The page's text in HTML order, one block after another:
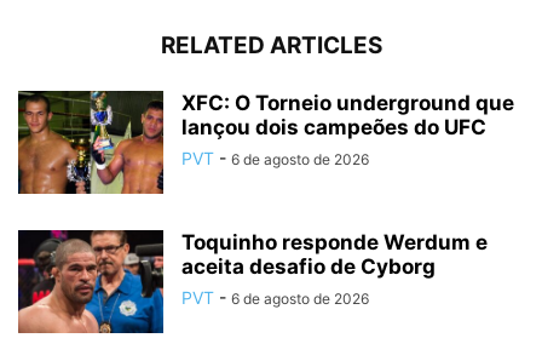
RELATED ARTICLES
XFC: O Torneio underground que
lançou dois campeões do UFC
PVT - 6 de agosto de 2026
Toquinho responde Werdum e
aceita desafio de Cyborg
PVT - 6 de agosto de 2026